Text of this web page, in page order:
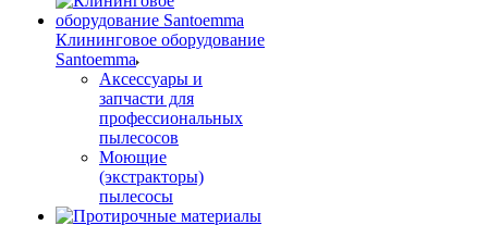
Клининговое оборудование
Santoemma
Аксессуары и
запчасти для
профессиональных
пылесосов
Моющие
(экстракторы)
пылесосы